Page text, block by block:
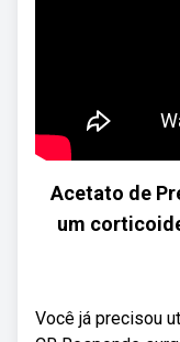
Acetato de
um
Você já precisou